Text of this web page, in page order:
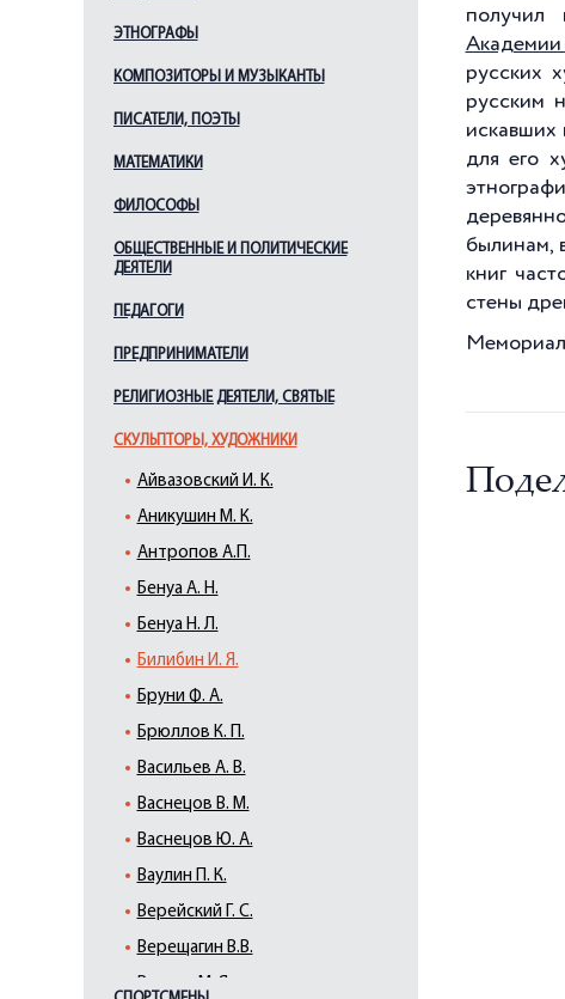
ЭТНОГРАФЫ
КОМПОЗИТОРЫ И МУЗЫКАНТЫ
ПИСАТЕЛИ, ПОЭТЫ
МАТЕМАТИКИ
ФИЛОСОФЫ
ОБЩЕСТВЕННЫЕ И ПОЛИТИЧЕСКИЕ
ДЕЯТЕЛИ
ПЕДАГОГИ
ПРЕДПРИНИМАТЕЛИ
РЕЛИГИОЗНЫЕ ДЕЯТЕЛИ, СВЯТЫЕ
СКУЛЬПТОРЫ, ХУДОЖНИКИ
Айвазовский И. К.
Аникушин М. К.
Антропов А.П.
Бенуа А. Н.
Бенуа Н. Л.
Билибин И. Я.
Бруни Ф. А.
Брюллов К. П.
Васильев А. В.
Васнецов В. М.
Васнецов Ю. А.
Ваулин П. К.
Верейский Г. С.
Верещагин В.В.
Академии
русских
русским
искавших
для его
былинам,
книг
стены